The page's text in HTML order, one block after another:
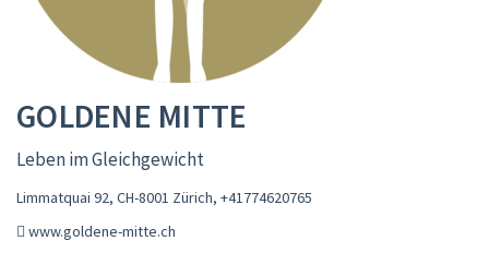
GOLDENE MITTE
Leben im Gleichgewicht
Limmatquai 92, CH-8001 Zürich, +41774620765
www.goldene-mitte.ch